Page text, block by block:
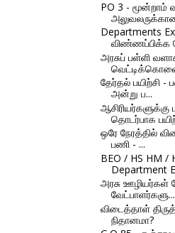
PO 3 - மூன்றாம்
Departments
விண்ணப்பிக்க
அரசுப் பள்ளி
தேர்தல் பயிற்சி -
அன்று ப...
ஆசிரியர்களுக்கு
தொடர்பாக
ஒரே நேரத்தில்
பணி - ...
BEO / HS HM /
Department
அரசு ஊழியர்கள்
வேட்பாளர்களு...
விடைத்தாள்
நிதானமா?